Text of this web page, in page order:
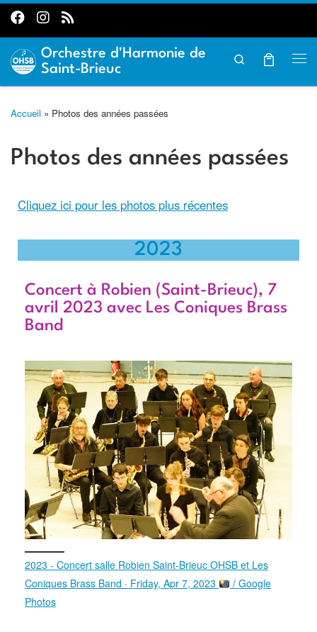
Passer au contenu
Orchestre d'Harmonie de
Saint-Brieuc
Search
Accueil » Photos des années passées
Photos des années passées
Cliquez ici pour les photos plus récentes
2023
Concert à Robien (Saint-Brieuc), 7
avril 2023 avec Les Coniques Brass
Band
2023 - Concert salle Robien Saint-Brieuc OHSB et Les
Coniques Brass Band · Friday, Apr 7, 2023
/ Google
Photos